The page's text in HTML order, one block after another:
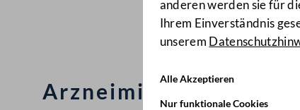
anderen werden sie für
Ihrem Einverständnis
unserem
Alle Akzeptieren
Nur funktionale Cookies